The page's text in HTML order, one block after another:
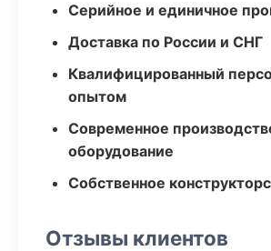
Серийное и единичное
Доставка по России и СНГ
Квалифицированный
опытом
Современное
оборудование
Собственное
Отзывы клиентов